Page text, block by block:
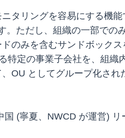
タリングを容易にする機
ただし、組織の一部での
のみを含むサンドボック
定の事業子会社を、組
OU としてグループ化さ
(寧夏、NWCD が運営)